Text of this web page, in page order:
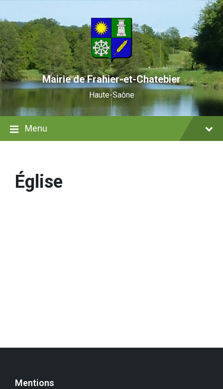
content
main
navigation
footer
Mairie de Frahier-et-Chatebier
Haute-Saône
Menu
Église
Mentions